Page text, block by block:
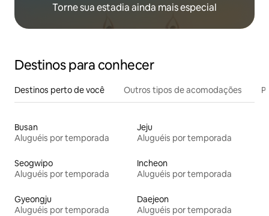
Torne sua estadia ainda mais especial
Destinos para conhecer
Destinos perto de você Outros tipos de acomodações
Busan
Aluguéis por temporada
Jeju
Aluguéis por temporada
Seogwipo
Aluguéis por temporada
Incheon
Aluguéis por temporada
Gyeongju
Aluguéis por temporada
Daejeon
Aluguéis por temporada